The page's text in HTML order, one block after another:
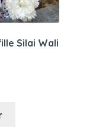
Silai Wali